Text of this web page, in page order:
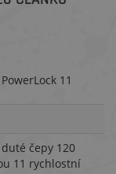
11
duté čepy 120
11 rychlostní